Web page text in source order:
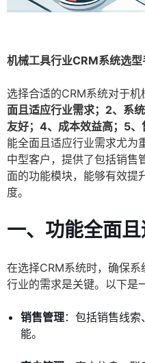
机械工具行业CRM系统选型
选择合适的CRM系统对于机
面且适应行业需求；2、系
友好；4、成本效益高；5、
能全面且适应行业需求尤为
中型客户，提供了包括销售
面的功能模块，能够有效提
度。
一、功能全面
在选择CRM系统时，确保
行业的需求是关键。以下是
销售管理：包括销售线
能。